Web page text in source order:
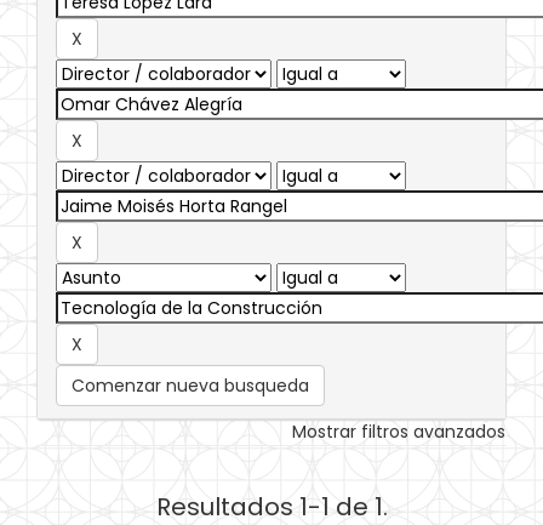
Comenzar nueva busqueda
Mostrar filtros avanzados
Resultados 1-1 de 1.